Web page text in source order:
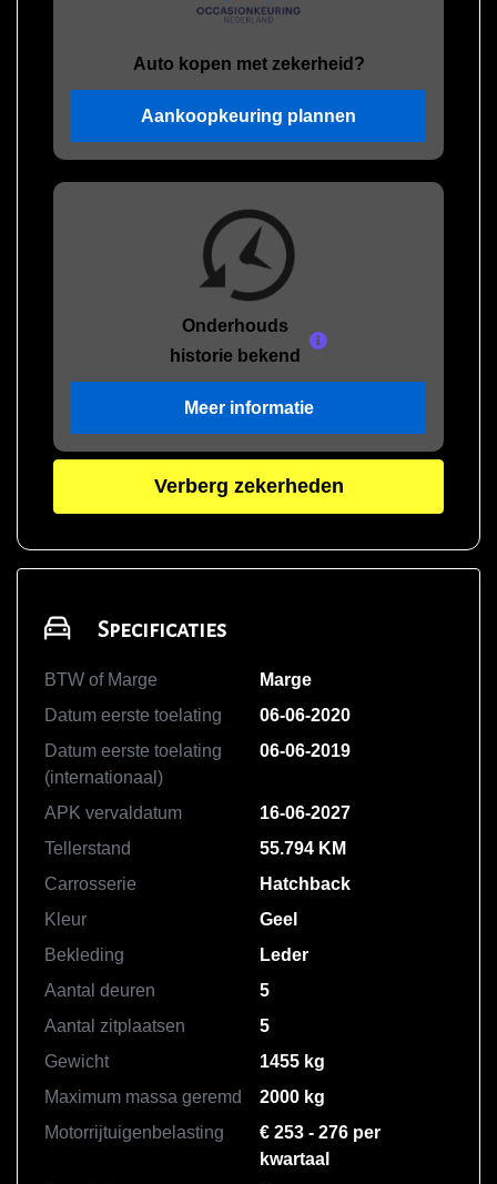
Auto kopen met zekerheid?
Aankoopkeuring plannen
Onderhouds
historie bekend
Meer informatie
Verberg zekerheden
Specificaties
BTW of Marge
Marge
Datum eerste toelating
06-06-2020
Datum eerste toelating
(internationaal)
06-06-2019
APK vervaldatum
16-06-2027
Tellerstand
55.794 KM
Carrosserie
Hatchback
Kleur
Geel
Bekleding
Leder
Aantal deuren
5
Aantal zitplaatsen
5
Gewicht
1455 kg
Maximum massa geremd
2000 kg
Motorrijtuigenbelasting
€ 253 - 276 per
kwartaal